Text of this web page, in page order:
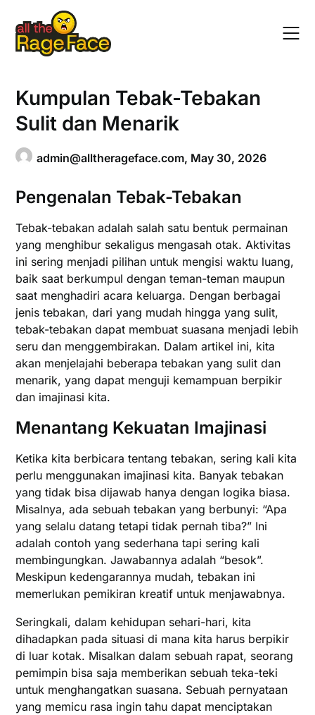
content
Kumpulan Tebak-Tebakan
Sulit dan Menarik
admin@alltherageface.com, May 30, 2026
Pengenalan Tebak-Tebakan
Tebak-tebakan adalah salah satu bentuk permainan
yang menghibur sekaligus mengasah otak. Aktivitas
ini sering menjadi pilihan untuk mengisi waktu luang,
baik saat berkumpul dengan teman-teman maupun
saat menghadiri acara keluarga. Dengan berbagai
jenis tebakan, dari yang mudah hingga yang sulit,
tebak-tebakan dapat membuat suasana menjadi lebih
seru dan menggembirakan. Dalam artikel ini, kita
akan menjelajahi beberapa tebakan yang sulit dan
menarik, yang dapat menguji kemampuan berpikir
dan imajinasi kita.
Menantang Kekuatan Imajinasi
Ketika kita berbicara tentang tebakan, sering kali kita
perlu menggunakan imajinasi kita. Banyak tebakan
yang tidak bisa dijawab hanya dengan logika biasa.
Misalnya, ada sebuah tebakan yang berbunyi: “Apa
yang selalu datang tetapi tidak pernah tiba?” Ini
adalah contoh yang sederhana tapi sering kali
membingungkan. Jawabannya adalah “besok”.
Meskipun kedengarannya mudah, tebakan ini
memerlukan pemikiran kreatif untuk menjawabnya.
Seringkali, dalam kehidupan sehari-hari, kita
dihadapkan pada situasi di mana kita harus berpikir
di luar kotak. Misalkan dalam sebuah rapat, seorang
pemimpin bisa saja memberikan sebuah teka-teki
untuk menghangatkan suasana. Sebuah pernyataan
yang memicu rasa ingin tahu dapat menciptakan